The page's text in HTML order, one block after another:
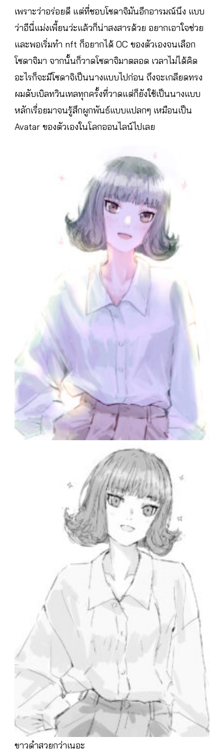
เพราะว่าอร่อยดี แต่ที่ชอบโซดาจิมันอีกอารมณ์นึง แบบ
ว่าอีนี่แม่งเพี้ยนว่ะแล้วก็น่าสงสารด้วย อยากเอาใจช่วย
และพอเริ่มทำ nft ก็อยากได้ OC ของตัวเองจนเลือก
โซดาจิมา จากนั้นก็วาดโซดาจิมาตลอด เวลาไม่ได้คิด
อะไรก็จะมีโซดาจิเป็นนางแบบไปก่อน ถึงจะเกลียดทรง
ผมดับเบิลทวินเทลทุกครั้งที่วาดแต่ก็ยังใช้เป็นนางแบบ
หลักเรื่อยมาจนรู้สึกผูกพันธ์แบบแปลกๆ เหมือนเป็น
Avatar ของตัวเองในโลกออนไลน์ไปเลย
ขาวดำสวยกว่าเนอะ